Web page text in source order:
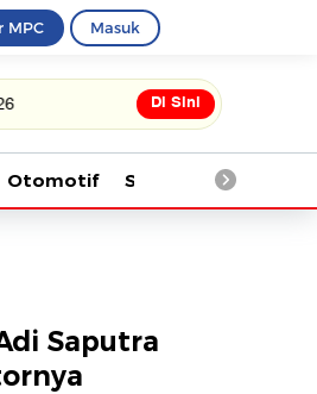
MPC Masuk
Di Sini
Otomotif Saintek
Saputra